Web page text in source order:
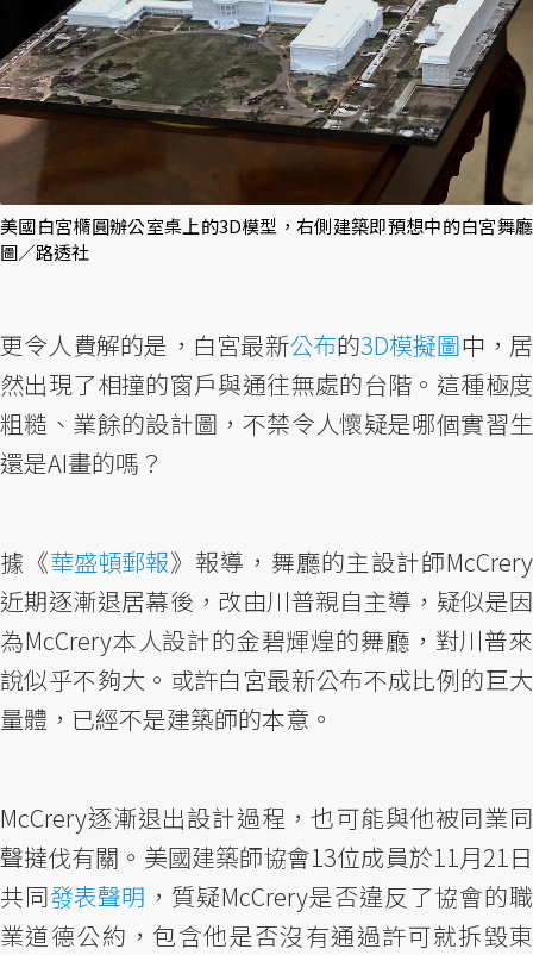
美國白宮橢圓辦公室桌上的3D模型，右側建築即預想中的白宮舞廳
圖／路透社
更令人費解的是，白宮最新公布的3D模擬圖中，居
然出現了相撞的窗戶與通往無處的台階。這種極度
粗糙、業餘的設計圖，不禁令人懷疑是哪個實習生
還是AI畫的嗎？
據《華盛頓郵報》報導，舞廳的主設計師McCrery
近期逐漸退居幕後，改由川普親自主導，疑似是因
為McCrery本人設計的金碧輝煌的舞廳，對川普來
說似乎不夠大。或許白宮最新公布不成比例的巨大
量體，已經不是建築師的本意。
McCrery逐漸退出設計過程，也可能與他被同業同
聲撻伐有關。美國建築師協會13位成員於11月21日
共同發表聲明 ，質疑McCrery是否違反了協會的職
業道德公約，包含他是否沒有通過許可就拆毀東